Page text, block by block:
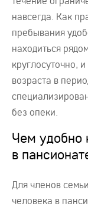
навсегда. Как
пребывания
находиться
круглосуточно,
возраста в
без опеки.
Чем удобно
в
Для членов
человека в